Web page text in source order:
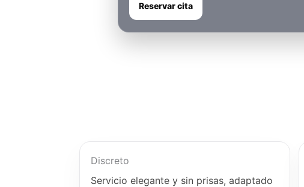
Reservar cita
Discreto
Servicio elegante y sin prisas, adaptado